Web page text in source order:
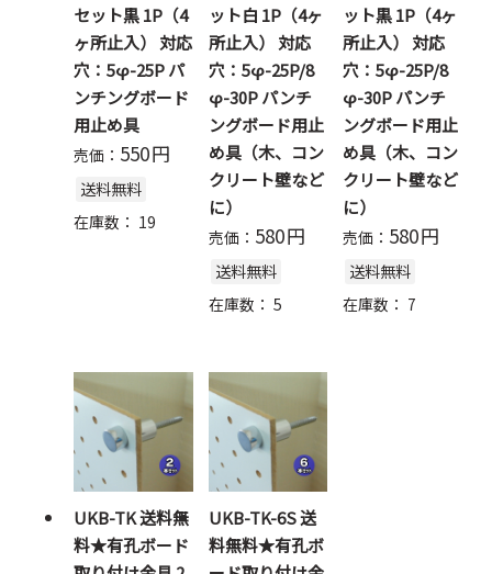
セット黒 1P（4
ヶ所止入） 対応
穴：5φ-25P パ
ンチングボード
用止め具
売価： 550円
送料無料
在庫数： 19
ット白 1P（4ヶ
所止入） 対応
穴：5φ-25P/8
φ-30P パンチ
ングボード用止
め具（木、コン
クリート壁など
に）
売価： 580円
送料無料
在庫数： 5
ット黒 1P（4ヶ
所止入） 対応
穴：5φ-25P/8
φ-30P パンチ
ングボード用止
め具（木、コン
クリート壁など
に）
売価： 580円
送料無料
在庫数： 7
UKB-TK 送料無
料★有孔ボード
UKB-TK-6S 送
料無料★有孔ボ